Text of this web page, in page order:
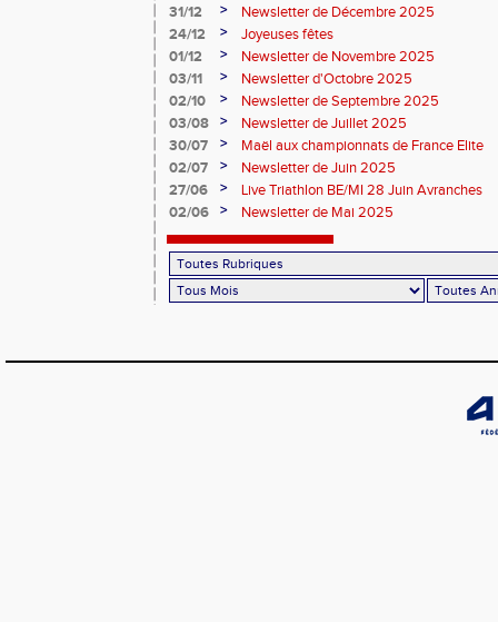
31/12
>
Newsletter de Décembre 2025
24/12
>
Joyeuses fêtes
01/12
>
Newsletter de Novembre 2025
03/11
>
Newsletter d'Octobre 2025
02/10
>
Newsletter de Septembre 2025
03/08
>
Newsletter de Juillet 2025
30/07
>
Maël aux championnats de France Elite
02/07
>
Newsletter de Juin 2025
27/06
>
Live Triathlon BE/MI 28 Juin Avranches
02/06
> Newsletter de Mai 2025